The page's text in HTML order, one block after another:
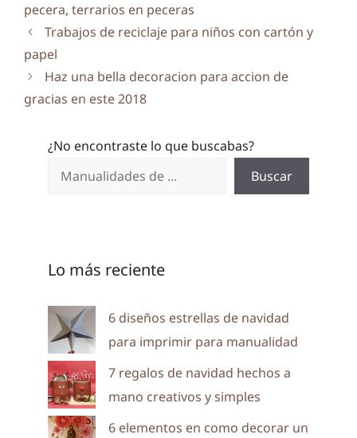
pecera, terrarios en peceras
Trabajos de reciclaje para niños con cartón y
papel
Haz una bella decoracion para accion de
gracias en este 2018
¿No encontraste lo que buscabas?
Buscar
Lo más reciente
6 diseños estrellas de navidad
para imprimir para manualidad
7 regalos de navidad hechos a
mano creativos y simples
6 elementos en como decorar un